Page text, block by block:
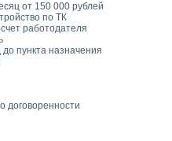
от 150 000 рублей
по ТК
работодателя
пункта назначения
договоренности